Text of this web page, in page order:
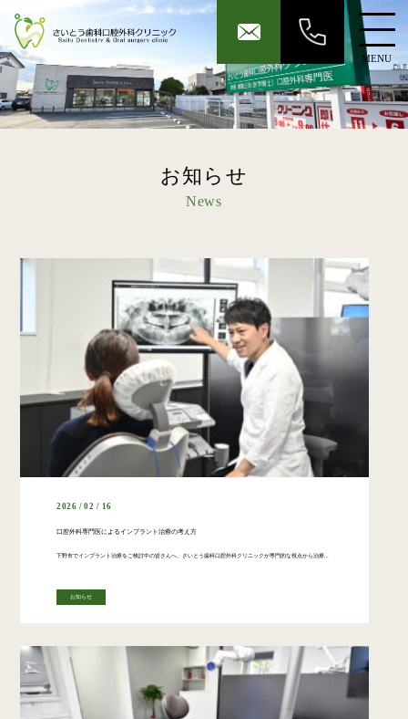
MENU
お知らせ
News
2026 / 02 / 16
口腔外科専門医によるインプラント治療の考え方
お知らせ